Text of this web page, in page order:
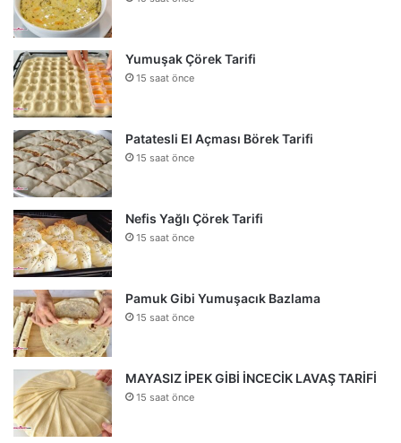
Yumuşak Çörek Tarifi
15 saat önce
Patatesli El Açması Börek Tarifi
15 saat önce
Nefis Yağlı Çörek Tarifi
15 saat önce
Pamuk Gibi Yumuşacık Bazlama
15 saat önce
MAYASIZ İPEK GİBİ İNCECİK LAVAŞ TARİFİ
15 saat önce